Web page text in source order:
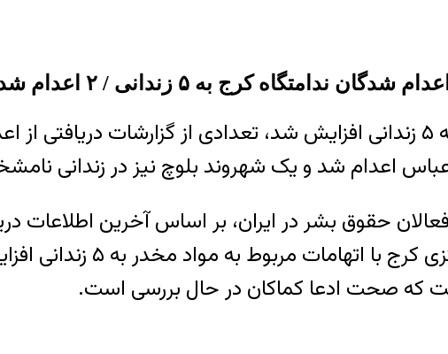
کرج به ۵ زندانی / ۲ اعدام شده در شهرهای دیگر
اعدام شد و یک شهروند بلوچ نیز در زندانی
حقوق بشر در ایران، بر اساس آخرین اطلاعات
امروز پنج شنبه ۲۵ آذرماه